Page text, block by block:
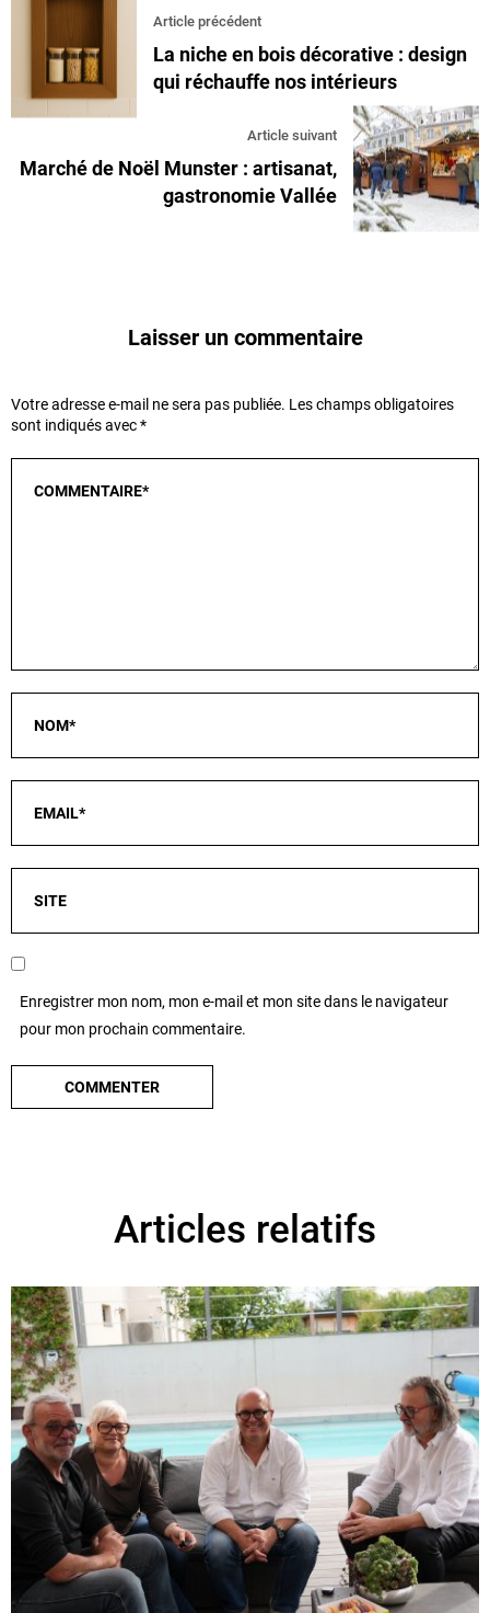
Article précédent
La niche en bois décorative : design
qui réchauffe nos intérieurs
Article suivant
Marché de Noël Munster : artisanat,
gastronomie Vallée
Laisser un commentaire
Votre adresse e-mail ne sera pas publiée. Les champs obligatoires
sont indiqués avec*
Enregistrer mon nom, mon e-mail et mon site dans le navigateur
pour mon prochain commentaire.
Articles relatifs